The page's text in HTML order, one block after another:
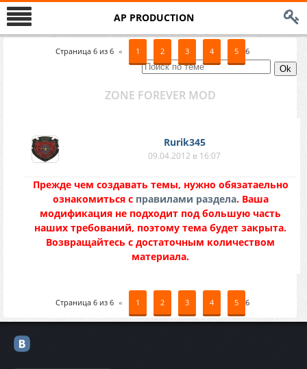
AP PRODUCTION
Страница 6 из 6 « 1 2 3 4 5 6
ZONE FOREVER MOD
Rurik345
09.04.2012 в 16:07
Прежде чем создавать темы, нужно обязатаельно
ознакомиться с правилами раздела. Ваша
модификация не подходит под большую часть
наших требований, поэтому тема будет закрыта.
Возвращайтесь с достаточным количеством
материала.
Страница 6 из 6 « 1 2 3 4 5 6